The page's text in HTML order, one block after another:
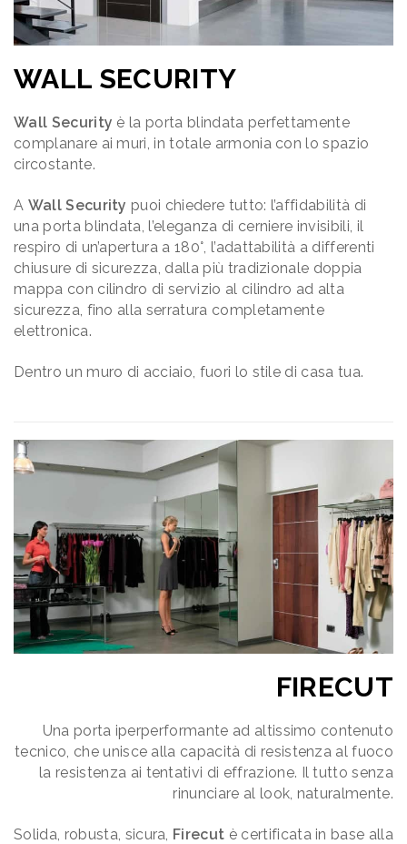
WALL SECURITY
Wall Security è la porta blindata perfettamente
complanare ai muri, in totale armonia con lo spazio
circostante.
A Wall Security puoi chiedere tutto: l’affidabilità di
una porta blindata, l’eleganza di cerniere invisibili, il
respiro di un’apertura a 180°, l’adattabilità a differenti
chiusure di sicurezza, dalla più tradizionale doppia
mappa con cilindro di servizio al cilindro ad alta
sicurezza, fino alla serratura completamente
elettronica.
Dentro un muro di acciaio, fuori lo stile di casa tua.
FIRECUT
Una porta iperperformante ad altissimo contenuto
tecnico, che unisce alla capacità di resistenza al fuoco
la resistenza ai tentativi di effrazione. Il tutto senza
rinunciare al look, naturalmente.
Solida, robusta, sicura, Firecut è certificata in base alla